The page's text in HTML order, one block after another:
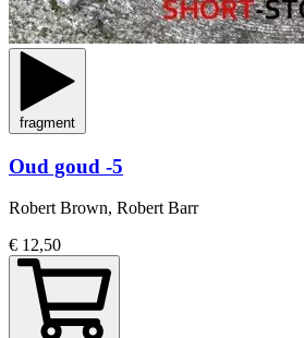
fragment
Oud goud -5
Robert Brown, Robert Barr
€ 12,50